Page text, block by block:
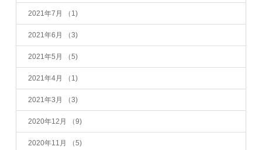
2021年7月 （1)
2021年6月 （3)
2021年5月 （5)
2021年4月 （1)
2021年3月 （3)
2020年12月 （9)
2020年11月 （5)